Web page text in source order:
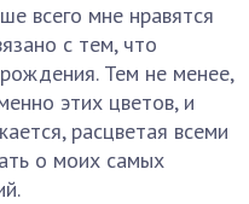
всего мне нравятся
с тем, что
Тем не менее,
этих цветов, и
расцветая всеми
о моих самых